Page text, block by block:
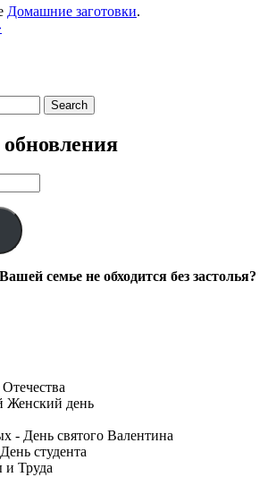
Домашние заготовки.
семье не обходится без застолья?
день
- День святого Валентина
студента
и Труда